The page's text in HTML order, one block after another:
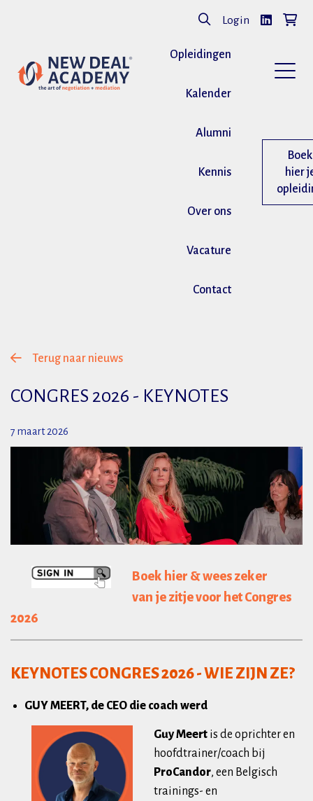
Login
Opleidingen
Kalender
Alumni
Kennis
Over ons
Vacature
Contact
Boek
hier
Terug naar nieuws
CONGRES 2026 - KEYNOTES
7 maart 2026
Boek hier & wees zeker
van je zitje voor het Congres
2026
KEYNOTES CONGRES 2026 - WIE ZIJN ZE?
GUY MEERT, de CEO die coach werd
Guy Meert is de oprichter en
hoofdtrainer/coach bij
ProCandor, een Belgisch
trainings- en